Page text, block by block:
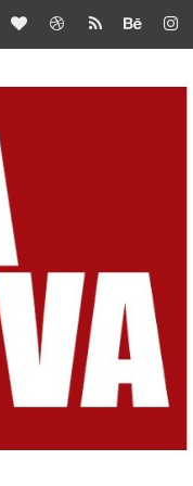
SERIES SANTÍSIMO